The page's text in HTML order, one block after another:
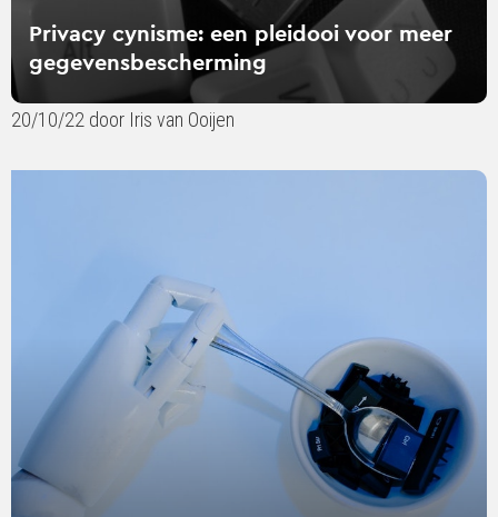
Privacy cynisme: een pleidooi voor meer
gegevensbescherming
20/10/22 door Iris van Ooijen
verantwoordelijk
fouten?